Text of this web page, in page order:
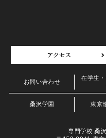
アクセス
お問い合わせ
在学生
桑沢学園 東京
専門学校 桑